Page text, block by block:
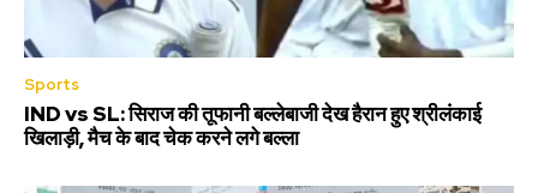
Sports
IND vs SL: सिराज की तूफानी बल्लेबाजी देख हैरान हुए श्रीलंकाई
खिलाड़ी, मैच के बाद चेक करने लगे बल्ला